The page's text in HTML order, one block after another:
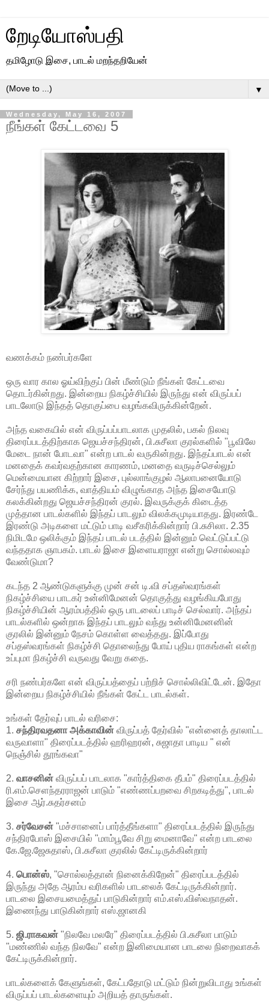
றேடியோஸ்பதி
தமிழோடு இசை, பாடல் மறந்தறியேன்
▼
Wednesday, May 16, 2007
நீங்கள் கேட்டவை 5
வணக்கம் நண்பர்களே
ஒரு வார கால ஓய்விற்குப் பின் மீண்டும் நீங்கள் கேட்டவை
தொடர்கின்றது. இன்றைய நிகழ்ச்சியில் இருந்து என் விருப்பப்
பாடலோடு இந்தத் தொகுப்பை வழங்கவிருக்கின்றேன்.
அந்த வகையில் என் விருப்பப்பாடலாக முதலில், பகல் நிலவு
திரைப்படத்திற்காக ஜெயச்சந்திரன், பி.சுசீலா குரல்களில் "பூவிலே
மேடை நான் போடவா" என்ற பாடல் வருகின்றது. இந்தப்பாடல் என்
மனதைக் கவர்வதற்கான காரணம், மனதை வருடிச்செல்லும்
மென்மையான கிற்றார் இசை, புல்லாங்குழல் ஆலாபனையோடு
சேர்ந்து பயணிக்க, வாத்தியம் விழுங்காத அந்த இசையோடு
கலக்கின்றது ஜெயச்சந்திரன் குரல். இவருக்குக் கிடைத்த
முத்தான பாடல்களில் இந்தப் பாடலும் விலக்கமுடியாதது. இரண்டே
இரண்டு அடிகளை மட்டும் பாடி வசீகரிக்கின்றார் பி.சுசிலா. 2.35
நிமிடமே ஒலிக்கும் இந்தப் பாடல் படத்தில் இன்னும் வெட்டுப்பட்டு
வந்ததாக ஞாபகம். பாடல் இசை இளையராஜா என்று சொல்லவும்
வேண்டுமா?
கடந்த 2 ஆண்டுகளுக்கு முன் சன் டி.வி சப்தஸ்வரங்கள்
நிகழ்ச்சியை பாடகர் உன்னிமேனன் தொகுத்து வழங்கியபோது
நிகழ்ச்சியின் ஆரம்பத்தில் ஒரு பாடலைப் பாடிச் செல்வார். அந்தப்
பாடல்களில் ஒன்றாக இந்தப் பாடலும் வந்து உன்னிமேனனின்
குரலில் இன்னும் நேசம் கொள்ள வைத்தது. இப்போது
சப்தஸ்வரங்கள் நிகழ்ச்சி தொலைந்து போய் புதிய ராகங்கள் என்ற
உப்புமா நிகழ்ச்சி வருவது வேறு கதை.
சரி நண்பர்களே என் விருப்பத்தைப் பற்றிச் சொல்லிவிட்டேன். இதோ
இன்றைய நிகழ்ச்சியில் நீங்கள் கேட்ட பாடல்கள்.
உங்கள் தேர்வுப் பாடல் வரிசை:
1. சந்திரவதனா அக்காவின் விருப்பத் தேர்வில் "என்னைத் தாலாட்ட
வருவாளா" திரைப்படத்தில் ஹரிஹரன், சுஜாதா பாடிய " என்
நெஞ்சில் தூங்கவா"
2. வாசனின் விருப்பப் பாடலாக "கார்த்திகை தீபம்" திரைப்படத்தில்
ரி.எம்.செளந்தரராஜன் பாடும் "எண்ணப்பறவை சிறகடித்து", பாடல்
இசை ஆர்.சுதர்சனம்
3. சர்வேசன் "மச்சானைப் பார்த்தீங்களா" திரைப்படத்தில் இருந்து
சந்திரபோஸ் இசையில் "மாம்பூவே சிறு மைனாவே" என்ற பாடலை
கே.ஜே.ஜேசுதாஸ், பி.சுசீலா குரலில் கேட்டிருக்கின்றார்
4. பொன்ஸ், "சொல்லத்தான் நினைக்கிறேன்" திரைப்படத்தில்
இருந்து அதே ஆரம்ப வரிகளில் பாடலைக் கேட்டிருக்கின்றார்.
பாடலை இசையமைத்துப் பாடுகின்றார் எம்.எஸ்.விஸ்வநாதன்.
இணைந்து பாடுகின்றார் எஸ்.ஜானகி
5. ஜி.ராகவன் "நிலவே மலரே" திரைப்படத்தில் பி.சுசீலா பாடும்
"மண்ணில் வந்த நிலவே" என்ற இனிமையான பாடலை நிறைவாகக்
கேட்டிருக்கின்றார்.
பாடல்களைக் கேளுங்கள், கேட்பதோடு மட்டும் நின்றுவிடாது உங்கள்
விருப்பப் பாடல்களையும் அறியத் தாருங்கள்.